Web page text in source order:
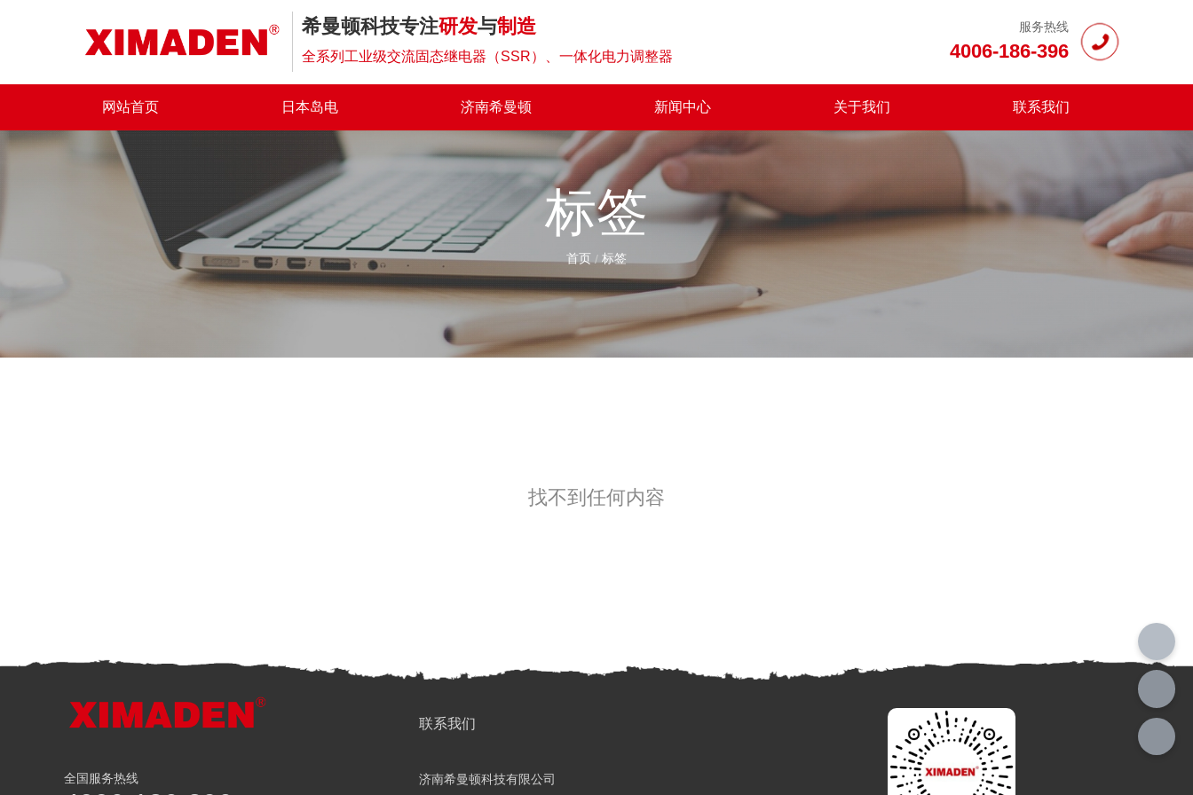
希曼顿科技专注研发与制造
全系列工业级交流固态继电器（SSR）、一体化电力调整器
服务热线
4006-186-396
网站首页 日本岛电 济南希曼顿 新闻中心 关于我们 联系我们
标签
首页 / 标签
找不到任何内容
全国服务热线
联系我们
济南希曼顿科技有限公司